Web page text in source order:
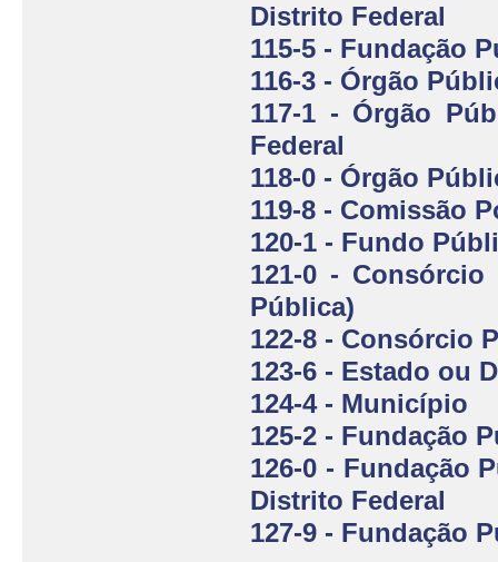
Distrito Federal
115-5 - Fundação
116-3 - Órgão
117-1 - Órgão
Federal
118-0 - Órgão
119-8 - Comissão
120-1 - Fundo
121-0 -
Pública)
122-8 - Consórcio
123-6 - Estado ou
124-4 - Município
125-2 - Fundação
126-0 - Fundação
Distrito Federal
127-9 - Fundação